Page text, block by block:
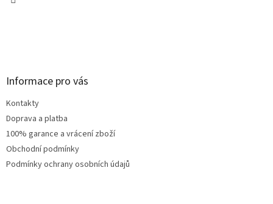
Informace pro vás
Kontakty
Doprava a platba
100% garance a vrácení zboží
Obchodní podmínky
Podmínky ochrany osobních údajů